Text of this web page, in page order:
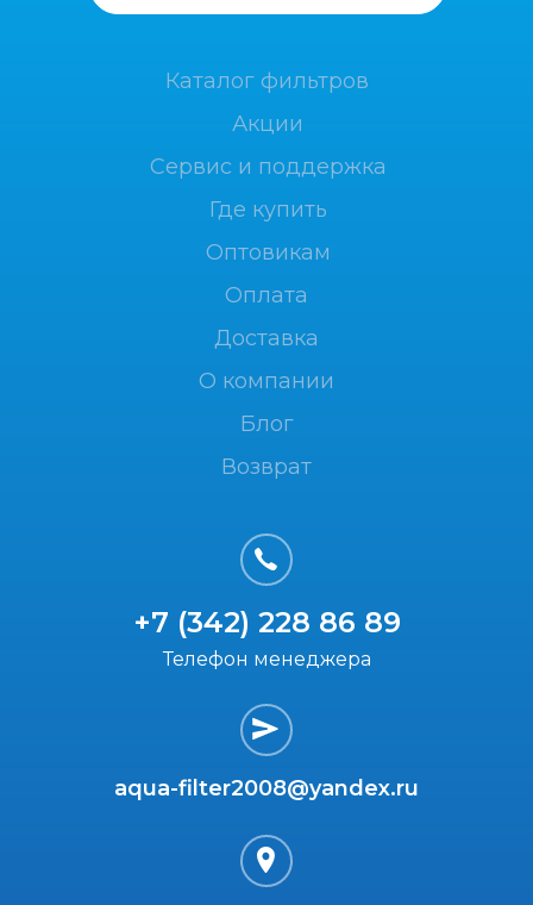
+7 (342) 228 86 89
aqua-filter2008@yandex.ru
Телефон менеджера
Каталог фильтров
Оплата
Доставка
О компании
Блог
Возврат
Акции
Сервис и поддержка
Где купить
Оптовикам